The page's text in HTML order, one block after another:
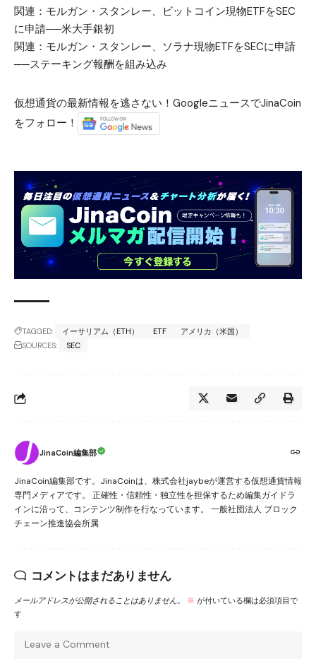
関連： モルガン・スタンレー、ビットコイン現物ETFをSEC
に申請──米大手銀初
関連： モルガン・スタンレー、ソラナ現物ETFをSECに申請
──ステーキング報酬を組み込み
仮想通貨の最新情報を逃さない！GoogleニュースでJinaCoin
をフォロー！
TAGGED: イーサリアム（ETH） ETF
アメリカ（米国）
SOURCES:
SEC
JinaCoin編集部
JinaCoin編集部です。JinaCoinは、株式会社jaybeが運営する仮想通貨情報
専門メディアです。 正確性・信頼性・独立性を担保するため編集ガイドラ
インに沿って、コンテンツ制作を行なっています。 一般社団法人 ブロック
チェーン推進協会所属
コメントはまだありません
メールアドレスが公開されることはありません。 ※ が付いている欄は必須項目で
す